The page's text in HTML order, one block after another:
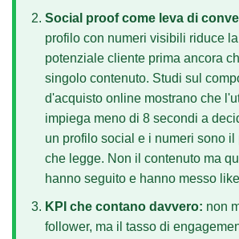
Social proof come leva di
profilo con numeri visibili riduce
potenziale cliente prima ancora
singolo contenuto. Studi sul
d'acquisto online mostrano che
impiega meno di 8 secondi a
un profilo social e i numeri sono
che legge. Non il contenuto ma
hanno seguito e hanno messo
KPI che contano davvero: non
follower, ma il tasso di